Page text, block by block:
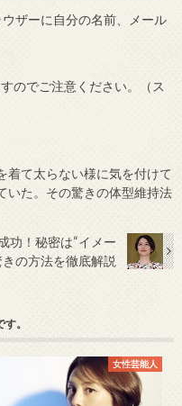
ザーに自分の名前、メール
のでご注意ください。（ス
着て太らない様に気を付けて
いた。その驚きの体型維持法
功！秘密は“イメー
の方法を徹底解説
。
女性芸能人